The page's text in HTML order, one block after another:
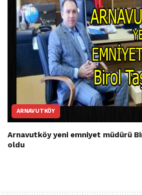
ARNAVUTKÖY
Arnavutköy yeni emniyet müdürü
oldu